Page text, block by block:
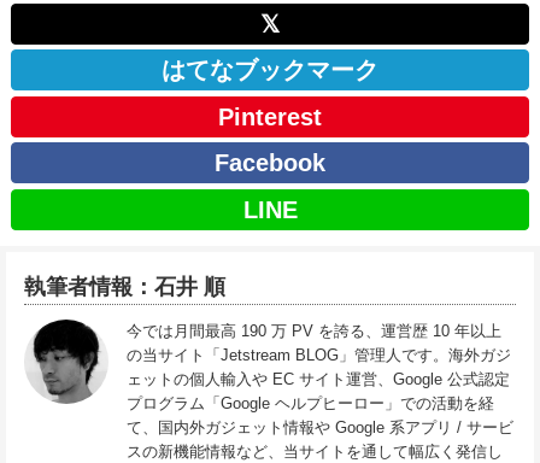
𝕏
はてなブックマーク
Pinterest
Facebook
LINE
執筆者情報：石井 順
今では月間最高 190 万 PV を誇る、運営歴 10 年以上
の当サイト「Jetstream BLOG」管理人です。海外ガジ
ェットの個人輸入や EC サイト運営、Google 公式認定
プログラム「Google ヘルプヒーロー」での活動を経
て、国内外ガジェット情報や Google 系アプリ / サービ
スの新機能情報など、当サイトを通して幅広く発信し